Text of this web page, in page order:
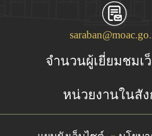
จำนวนผู้เยี่ยมชมเ
หน่วยงานในสั